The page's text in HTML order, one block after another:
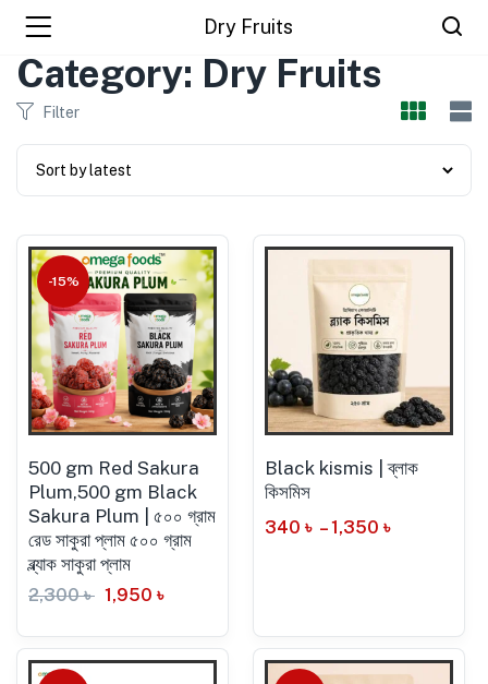
Dry Fruits
Category: Dry Fruits
Filter
-15%
500 gm Red Sakura
Plum,500 gm Black
Sakura Plum | ৫০০ গ্রাম
রেড সাকুরা প্লাম ৫০০ গ্রাম
ব্ল্যাক সাকুরা প্লাম
2,300৳ 1,950 ৳
Black kismis | ব্লাক
কিসমিস
340 ৳ – 1,350 ৳